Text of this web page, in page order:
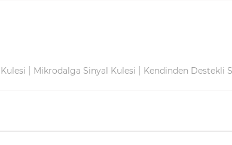
Mikrodalga Sinyal Kulesi Kendinden Destekli